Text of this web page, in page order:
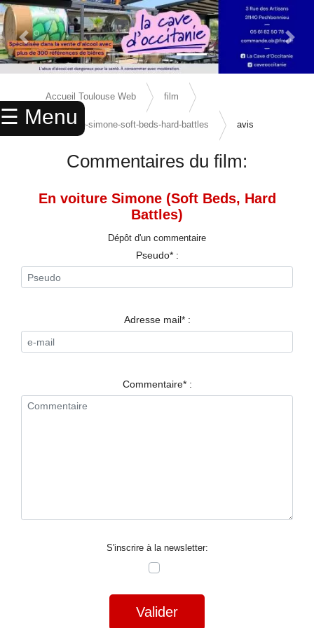
☰ Menu
× ACCUEIL
ANNUAIRE
CINEMA
MARIAGES
SPECTACLES
Previous Slide Next
Accueil Toulouse Web film
en-voiture-simone-soft-beds-hard-battles avis
Commentaires du film:
En voiture Simone (Soft Beds, Hard
Battles)
Dépôt d'un commentaire
Pseudo* :
Adresse mail* :
Commentaire* :
S'inscrire à la newsletter:
Valider